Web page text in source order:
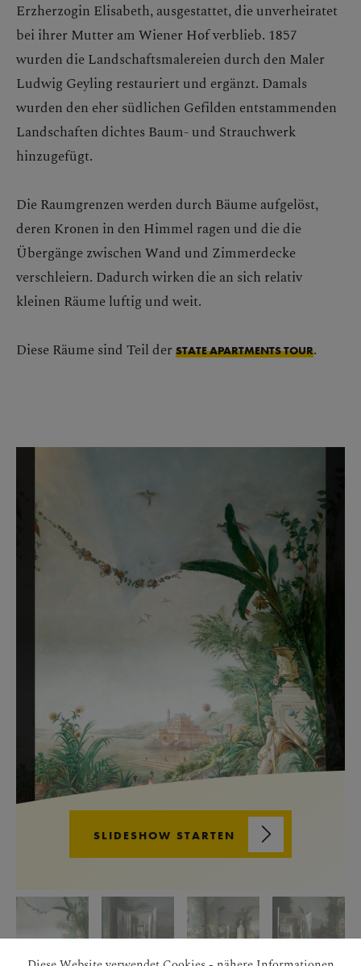
Erzherzogin Elisabeth, ausgestattet, die unverheiratet
bei ihrer Mutter am Wiener Hof verblieb. 1857
wurden die Landschaftsmalereien durch den Maler
Ludwig Geyling restauriert und ergänzt. Damals
wurden den eher südlichen Gefilden entstammenden
Landschaften dichtes Baum- und Strauchwerk
hinzugefügt.
Die Raumgrenzen werden durch Bäume aufgelöst,
deren Kronen in den Himmel ragen und die die
Übergänge zwischen Wand und Zimmerdecke
verschleiern. Dadurch wirken die an sich relativ
kleinen Räume luftig und weit.
Diese Räume sind Teil der STATE APARTMENTS TOUR.
SLIDESHOW STARTEN